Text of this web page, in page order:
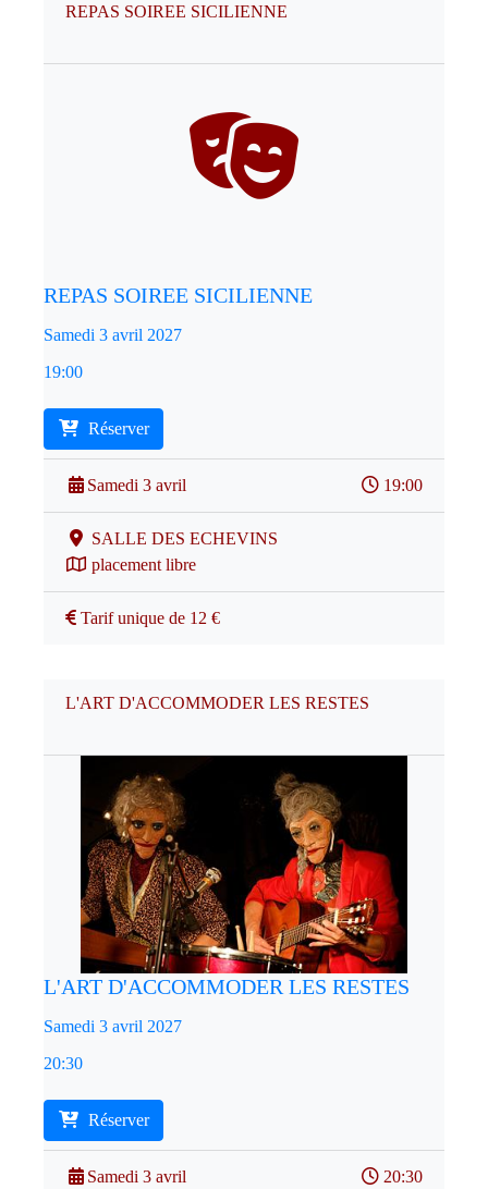
REPAS SOIREE SICILIENNE
REPAS SOIREE SICILIENNE
Samedi 3 avril 2027
19:00
Réserver
Samedi 3 avril 19:00
SALLE DES ECHEVINS
placement libre
Tarif unique de 12 €
L'ART D'ACCOMMODER LES RESTES
L'ART D'ACCOMMODER LES RESTES
Samedi 3 avril 2027
20:30
Réserver
Samedi 3 avril 20:30